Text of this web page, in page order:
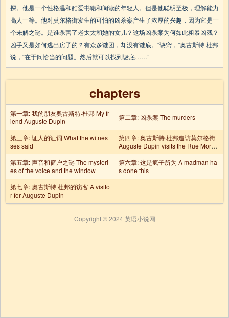
探。他是一个性格温和酷爱书籍和阅读的年轻人。但是他聪明至极，理解能力
高人一等。他对莫尔格街发生的可怕的凶杀案产生了浓厚的兴趣，因为它是一
个未解之谜。是谁杀害了老太太和她的女儿？这场凶杀案为何如此粗暴凶残？
凶手又是如何逃出房子的？有众多谜团，却没有谜底。“诀窍，”奥古斯特·杜邦
说，“在于问恰当的问题。然后就可以找到谜底……”
chapters
第一章: 我的朋友奥古斯特·杜邦 My fr
iend Auguste Dupin
第二章: 凶杀案 The murders
第三章: 证人的证词 What the witnes
ses said
第四章: 奥古斯特·杜邦造访莫尔格街
Auguste Dupin visits the Rue Morgu
e
第五章: 声音和窗户之谜 The mysteri
es of the voice and the window
第六章: 这是疯子所为 A madman ha
s done this
第七章: 奥古斯特·杜邦的访客 A visito
r for Auguste Dupin
Copyright © 2024 英语小说网